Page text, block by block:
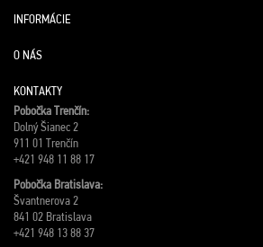
INFORMÁCIE
O NÁS
KONTAKTY
Pobočka Trenčín:
Dolný Šianec 2
911 01 Trenčín
+421 948 11 88 17
Pobočka Bratislava:
Švantnerova 2
841 02 Bratislava
+421 948 13 88 37